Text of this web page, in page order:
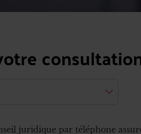
juridique par téléphone